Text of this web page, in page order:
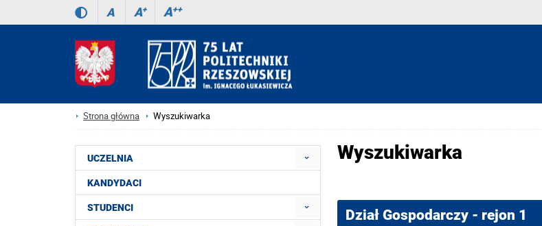
A A+ A++
Strona główna Wyszukiwarka
Wyszukiwarka
Dział Gospodarczy - rejon 1
UCZELNIA
KANDYDACI
STUDENCI